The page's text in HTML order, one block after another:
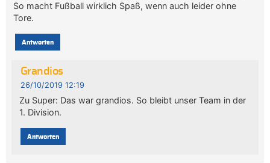
So macht Fußball wirklich Spaß, wenn auch leider ohne
Tore.
Antworten
Grandios
26/10/2019 12:19
Zu Super: Das war grandios. So bleibt unser Team in der
1. Division.
Antworten